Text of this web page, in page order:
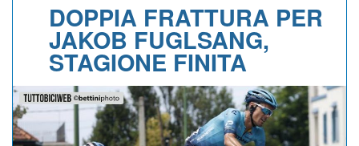
CALENDARIO
ALBI D'ORO
DOPPIA FRATTURA PER
JAKOB FUGLSANG,
STAGIONE FINITA